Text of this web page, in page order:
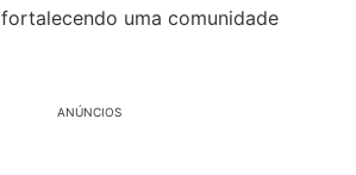
uma comunidade
ANÚNCIOS